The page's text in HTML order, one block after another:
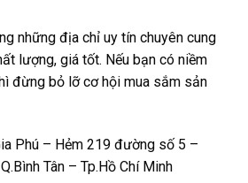
những địa chỉ uy tín chuyên cung
lượng, giá tốt. Nếu bạn có niềm
đừng bỏ lỡ cơ hội mua sắm sản
Phú – Hẻm 219 đường số 5 –
Tân – Tp.Hồ Chí Minh